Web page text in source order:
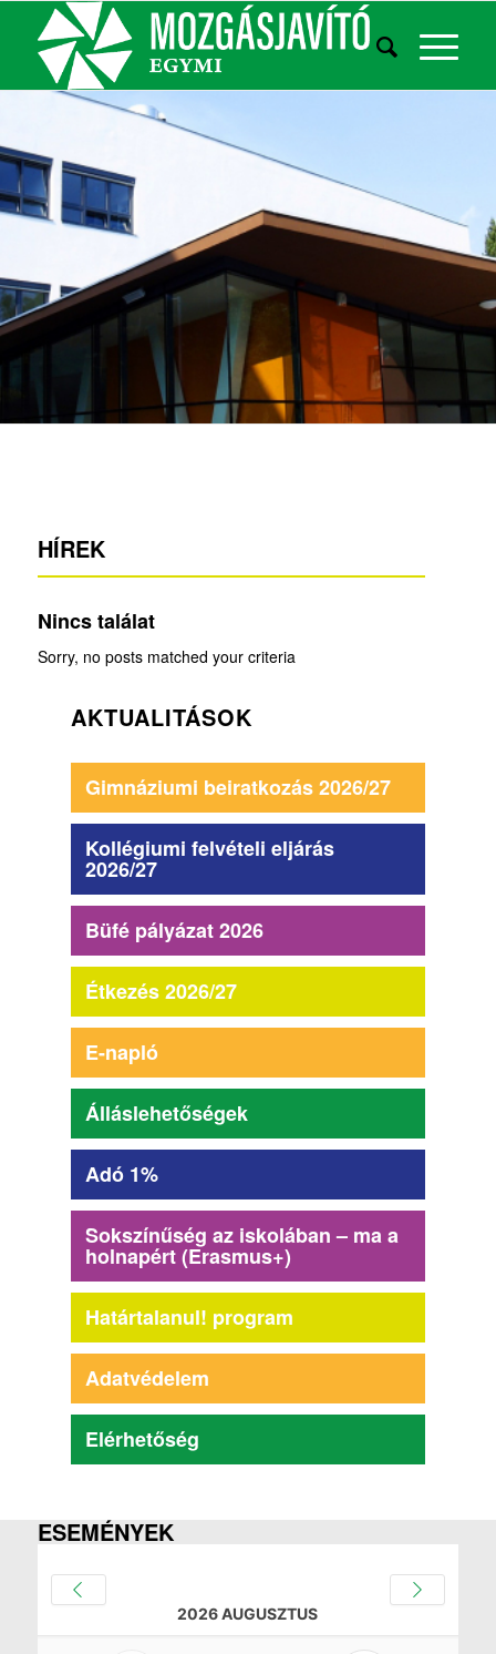
HÍREK
Nincs találat
Sorry, no posts matched your criteria
AKTUALITÁSOK
Gimnáziumi beiratkozás 2026/27
Kollégiumi felvételi eljárás
2026/27
Büfé pályázat 2026
Étkezés 2026/27
E-napló
Álláslehetőségek
Adó 1%
Sokszínűség az iskolában – ma a
holnapért (Erasmus+)
Határtalanul! program
Adatvédelem
Elérhetőség
ESEMÉNYEK
2026 AUGUSZTUS